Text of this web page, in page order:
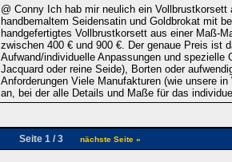
@ Conny Ich hab mir neulich ein
handbemaltem Seidensatin und Goldbrokat mit
handgefertigtes Vollbrustkorsett aus einer Maß-
zwischen 400 € und 900 €. Der genaue Preis ist
Aufwand/individuelle Anpassungen und
Jacquard oder reine Seide), Borten oder
Anforderungen Viele Manufakturen (wie unsere
an, bei der alle Details und Maße für das
Seite 1 / 3 nächste Seite »